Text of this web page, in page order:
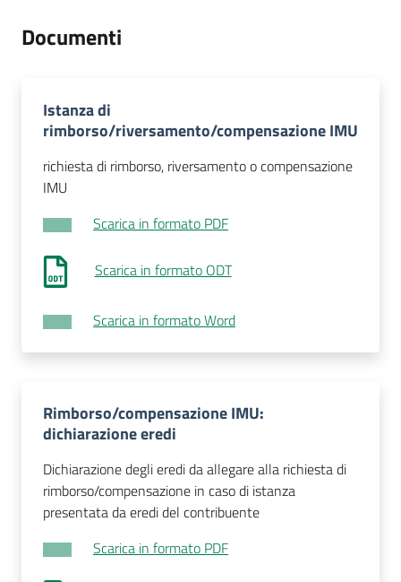
argomenti...
Seguici
Documenti
Istanza di
rimborso/riversamento/compensazione IMU
richiesta di rimborso, riversamento o compensazione
IMU
Scarica in formato PDF
Scarica in formato ODT
Scarica in formato Word
Rimborso/compensazione IMU:
dichiarazione eredi
Dichiarazione degli eredi da allegare alla richiesta di
rimborso/compensazione in caso di istanza
presentata da eredi del contribuente
Scarica in formato PDF